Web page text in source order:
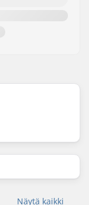
Näytä kaikki